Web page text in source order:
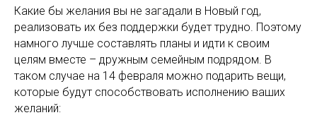
Какие бы желания вы не загадали в Новый год,
реализовать их без поддержки будет трудно. Поэтому
намного лучше составлять планы и идти к своим
целям вместе – дружным семейным подрядом. В
таком случае на 14 февраля можно подарить вещи,
которые будут способствовать исполнению ваших
желаний: